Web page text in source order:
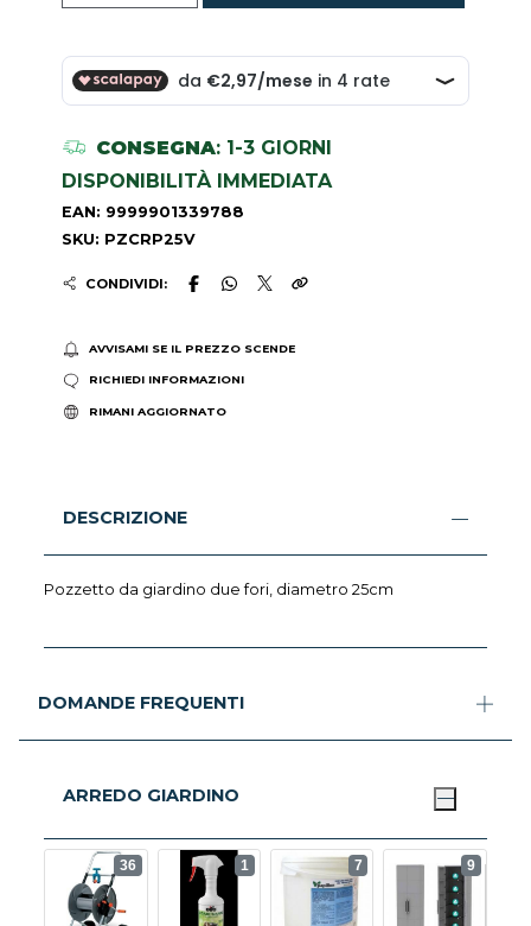
CONSEGNA: 1-3 GIORNI
DISPONIBILITÀ IMMEDIATA
EAN: 9999901339788
SKU: PZCRP25V
CONDIVIDI:
AVVISAMI SE IL PREZZO SCENDE
RICHIEDI INFORMAZIONI
RIMANI AGGIORNATO
DESCRIZIONE
Pozzetto da giardino due fori, diametro 25cm
DOMANDE FREQUENTI
ARREDO GIARDINO
36 1 7 9